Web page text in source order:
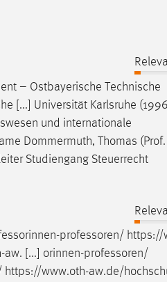
– Ostbayerische Technische
[...] Universität Karlsruhe
und internationale
Dommermuth, Thomas (Prof.
Studiengang Steuerrecht
professoren/ https://
[...] orinnen-professoren/
https://www.oth-aw.de/